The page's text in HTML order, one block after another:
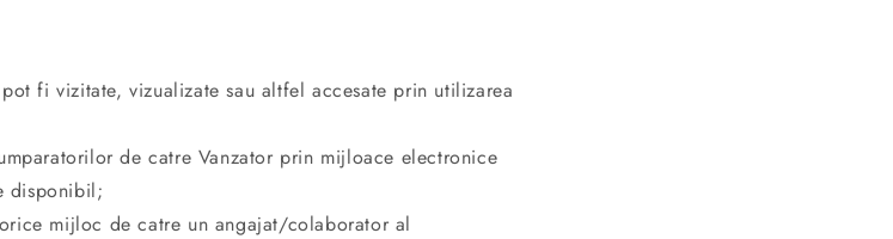
fi vizitate, vizualizate sau altfel accesate prin utilizarea
de catre Vanzator prin mijloace electronice
disponibil;
mijloc de catre un angajat/colaborator al